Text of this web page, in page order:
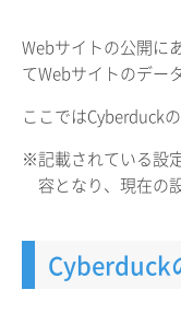
Webサイトの公開に
てWebサイトのデー
ここではCyberduck
※記載されている設
容となり、現在の
Cyberduck